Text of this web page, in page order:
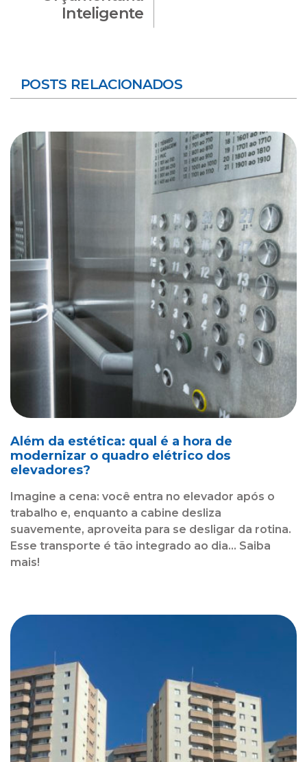
Inteligente
POSTS RELACIONADOS
Além da estética: qual é a hora de
modernizar o quadro elétrico dos
elevadores?
Imagine a cena: você entra no elevador após o
trabalho e, enquanto a cabine desliza
suavemente, aproveita para se desligar da rotina.
Esse transporte é tão integrado ao dia... Saiba
mais!